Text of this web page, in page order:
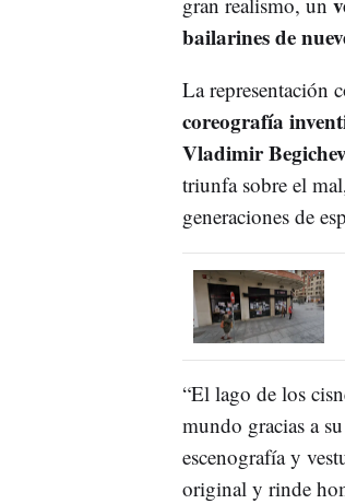
bailarines de
La representación
coreografía
Vladimir
triunfa sobre el
generaciones de
“El lago de los
mundo gracias a su
escenografía y
original y rinde